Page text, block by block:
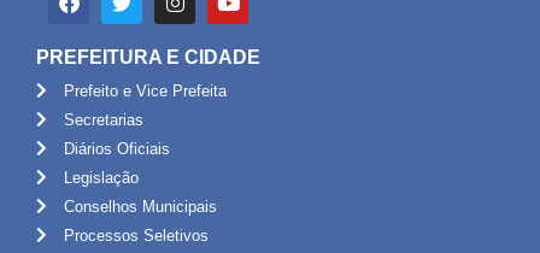
PREFEITURA E CIDADE
Prefeito e Vice Prefeita
Secretarias
Diários Oficiais
Legislação
Conselhos Municipais
Processos Seletivos